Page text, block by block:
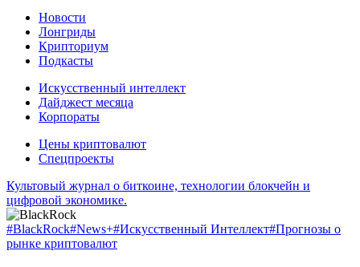
Новости
Лонгриды
Крипториум
Подкасты
Искусственный интеллект
Дайджест месяца
Корпораты
Цены криптовалют
Спецпроекты
Культовый журнал о биткоине, технологии блокчейн и
цифровой экономике.
#BlackRock#News+#Искусственный Интеллект#Прогнозы о
рынке криптовалют